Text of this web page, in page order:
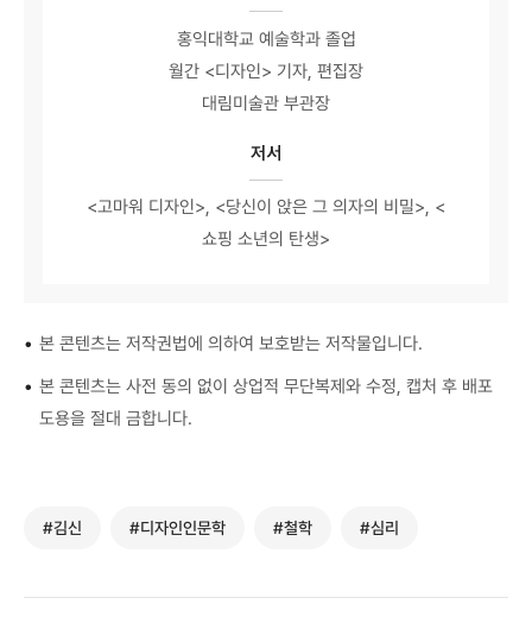
홍익대학교 예술학과 졸업
월간 <디자인> 기자, 편집장
대림미술관 부관장
저서
<고마워 디자인>, <당신이 앉은 그 의자의 비밀>, <
쇼핑 소년의 탄생>
• 본 콘텐츠는 저작권법에 의하여 보호받는 저작물입니다.
• 본 콘텐츠는 사전 동의 없이 상업적 무단복제와 수정, 캡처 후 배포
도용을 절대 금합니다.
#김신 #디자인인문학 #철학 #심리